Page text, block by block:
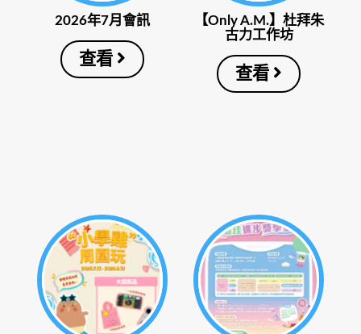
2026年7月會訊
查看
【Only A.M.】杜拜朱
古力工作坊
查看